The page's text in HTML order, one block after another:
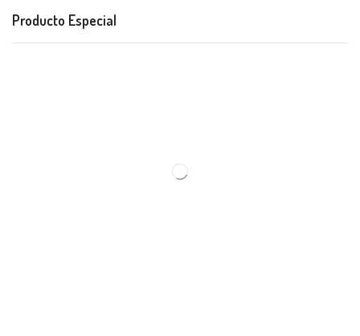
Producto Especial